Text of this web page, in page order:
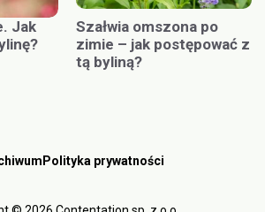
Jak
Szałwia omszona po
zimie – jak postępować z
tą byliną?
Polityka prywatności